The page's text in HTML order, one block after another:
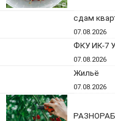
сдам
07.08.2026
ФКУ ИК-7
07.08.2026
Жильё
07.08.2026